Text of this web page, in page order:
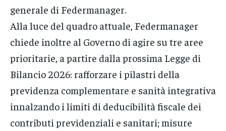
generale di Federmanager.
Alla luce del quadro attuale, Federmanager
chiede inoltre al Governo di agire su tre aree
prioritarie, a partire dalla prossima Legge di
Bilancio 2026: rafforzare i pilastri della
previdenza complementare e sanità integrativa
innalzando i limiti di deducibilità fiscale dei
contributi previdenziali e sanitari; misure